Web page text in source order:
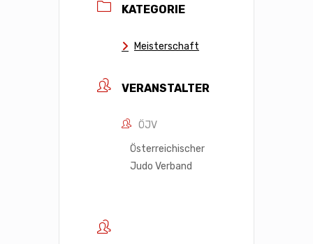
KATEGORIE
Meisterschaft
VERANSTALTER
ÖJV
Österreichischer
Judo Verband